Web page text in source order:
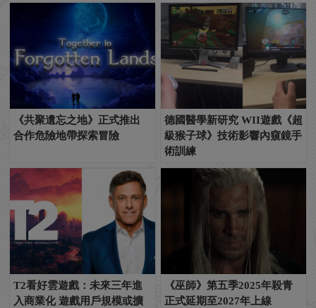
《共聚遺忘之地》正式推出
合作危險地帶探索冒險
德國醫學新研究 WII遊戲《超
級猴子球》技術影響內窺鏡手
術訓練
T2看好雲遊戲：未來三年進
入商業化 遊戲用戶規模或擴
《巫師》第五季2025年殺青
正式延期至2027年上線